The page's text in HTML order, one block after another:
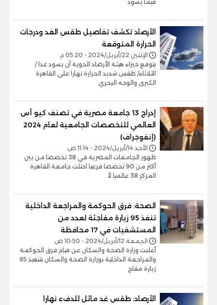
فيما يسود
الأرصاد تكشف تفاصيل طقس الغد ودرجات
الحرارة المتوقعة
الإثنين 22/أبريل/2024 - 05:20 م
يتوقع خبراء هيئة الأرصاد الجوية أن يسود غدا /
الثلاثاء/ طقس شديد الحرارة نهارا على القاهرة
الكبرى والوجه البحري
إدراج 13 جامعة مصرية في تصنف كيو أس
العالمي للتخصصات الجامعية لعام 2024
(إنفوجراف)
الأحد 14/أبريل/2024 - 11:14 ص
ظهور الجامعات المصرية في 38 تخصصا من بين
أكثر من 90 تخصصا فرعيا احتلت جامعة القاهرة
المركز 38 عالميا لأ
الصحة: فرق الحوكمة والمراجعة الداخلية
تنفذ 95 زيارة مفاجئة لعدد من
المستشفيات في 17 محافظة
الجمعة 12/أبريل/2024 - 10:50 ص
أعلنت وزارة الصحة والسكان عن قيام فرق الحوكمة
والمراجعة الداخلية بوزارة الصحة والسكان بتنفيذ 95
زيارة مفاج
الأرصاد: طقس غد مائل للدفء نهارا